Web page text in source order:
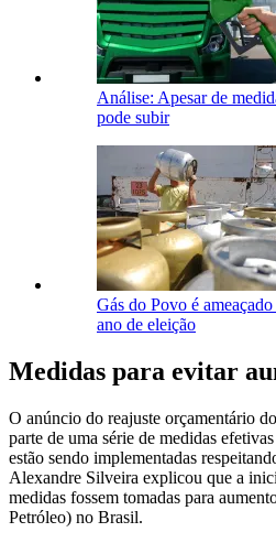
Análise: Apesar de
pode subir
Gás do Povo é
ano de eleição
Medidas para evitar
O anúncio do reajuste orçamentário
parte de uma série de medidas
estão sendo implementadas
Alexandre Silveira explicou que a
medidas fossem tomadas para
Petróleo) no Brasil.